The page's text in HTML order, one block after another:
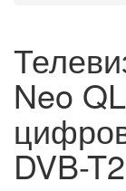
Neo
DVB-T2